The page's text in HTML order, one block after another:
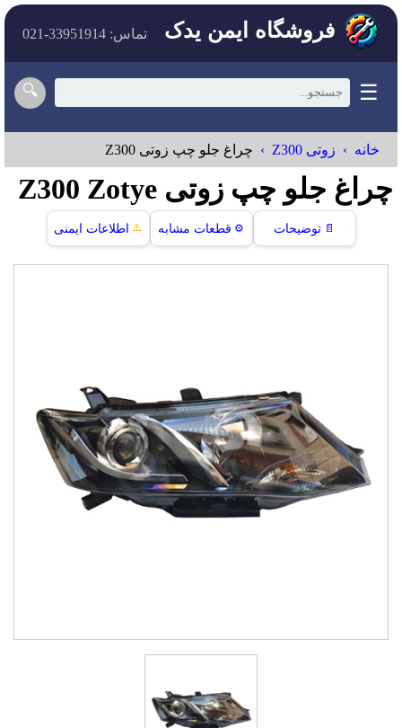
فروشگاه ایمن یدک تماس: 33951914-021
☰
🔍
خانه زوتی Z300 چراغ جلو چپ زوتی Z300
چراغ جلو چپ زوتی Z300 Zotye
📄 توضیحات ⚙️ قطعات مشابه ⚠️ اطلاعات ایمنی